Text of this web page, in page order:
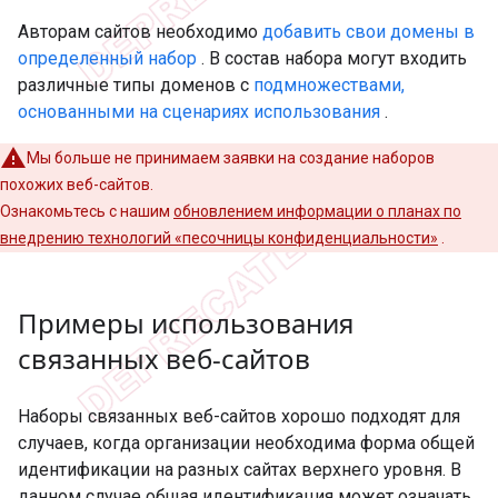
Авторам сайтов необходимо добавить свои домены в
определенный набор . В состав набора могут входить
различные типы доменов с подмножествами,
основанными на сценариях использования .
Мы больше не принимаем заявки на создание наборов
похожих веб-сайтов.
Ознакомьтесь с нашим обновлением информации о планах по
внедрению технологий «песочницы конфиденциальности»
Примеры использования
связанных веб-сайтов
Наборы связанных веб-сайтов хорошо подходят для
случаев, когда организации необходима форма общей
идентификации на разных сайтах верхнего уровня. В